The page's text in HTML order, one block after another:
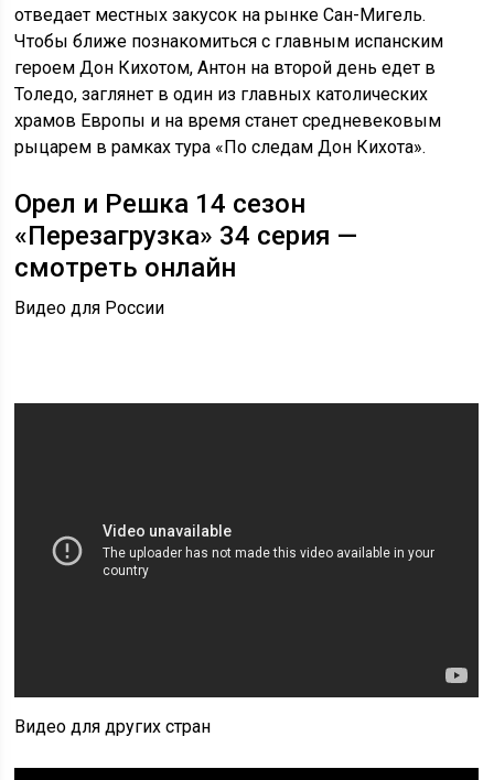
отведает местных закусок на рынке Сан-Мигель.
Чтобы ближе познакомиться с главным испанским
героем Дон Кихотом, Антон на второй день едет в
Толедо, заглянет в один из главных католических
храмов Европы и на время станет средневековым
рыцарем в рамках тура «По следам Дон Кихота».
Орел и Решка 14 сезон
«Перезагрузка» 34 серия —
смотреть онлайн
Видео для России
Видео для других стран